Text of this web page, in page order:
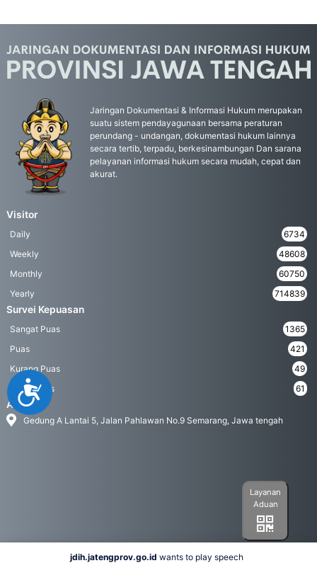
Accessibility
Jaringan Dokumentasi & Informasi Hukum merupakan
suatu sistem pendayagunaan bersama peraturan
perundang - undangan, dokumentasi hukum lainnya
secara tertib, terpadu, berkesinambungan Dan sarana
pelayanan informasi hukum secara mudah, cepat dan
akurat.
Visitor
Daily
6734
Weekly
48608
Monthly
60750
Yearly
714839
Survei Kepuasan
Sangat Puas
1365
Puas
421
Kurang Puas
49
Tidak Puas
61
Address
Gedung A Lantai 5, Jalan Pahlawan No.9 Semarang, Jawa tengah
Layanan
Aduan
jdih.jatengprov.go.id wants to play speech